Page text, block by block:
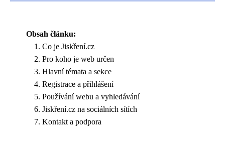
Obsah článku:
Co je Jiskření.cz
Pro koho je web určen
Hlavní témata a sekce
Registrace a přihlášení
Používání webu a vyhledávání
Jiskření.cz na sociálních sítích
Kontakt a podpora